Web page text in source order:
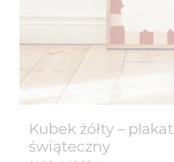
Kubek żółty – plakat
świąteczny